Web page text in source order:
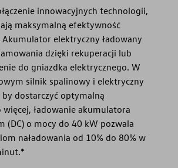
innowacyjnych technologii,
maksymalną efektywność
Akumulator elektryczny ładowany
dzięki rekuperacji lub
do gniazdka elektrycznego. W
silnik spalinowy i elektryczny
by dostarczyć optymalną
więcej, ładowanie akumulatora
(DC) o mocy do 40 kW pozwala
naładowania od 10% do 80% w